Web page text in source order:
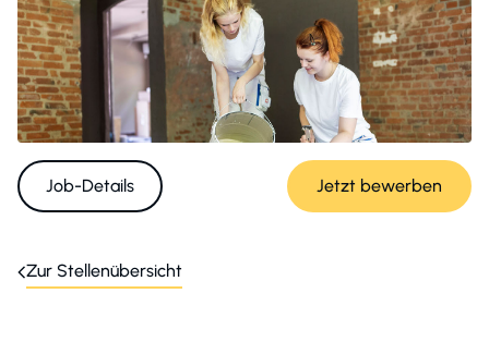
Job-Details Jetzt bewerben
Zur Stellenübersicht